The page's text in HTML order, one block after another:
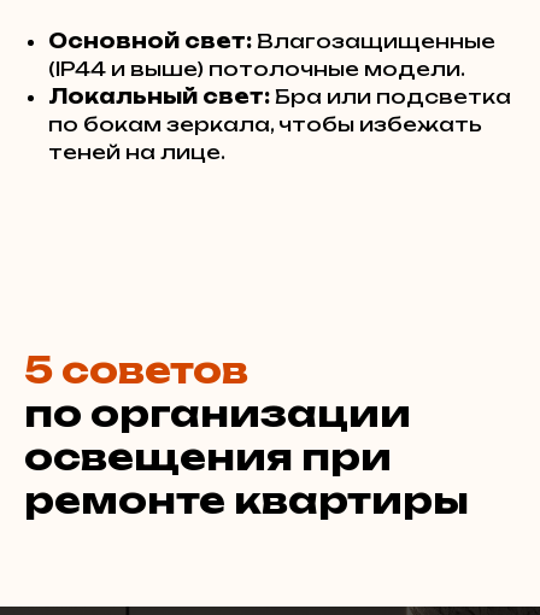
Основной свет: Влагозащищенные
(IP44 и выше) потолочные модели.
Локальный свет: Бра или подсветка
по бокам зеркала, чтобы избежать
теней на лице.
5 советов
по организации
освещения при
ремонте квартиры